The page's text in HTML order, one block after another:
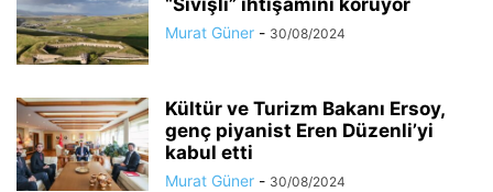
“Sivişli” ihtişamını koruyor
Murat Güner - 30/08/2024
Kültür ve Turizm Bakanı Ersoy,
genç piyanist Eren Düzenli’yi
kabul etti
Murat Güner - 30/08/2024